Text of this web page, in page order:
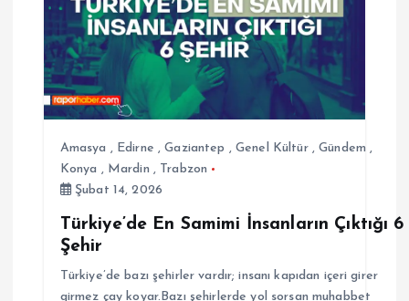
Amasya , Edirne ,Gaziantep ,Genel Kültür,Gündem ,
Konya , Mardin , Trabzon
Şubat 14, 2026
Türkiye’de En Samimi İnsanların Çıktığı 6
Şehir
Türkiye’de bazı şehirler vardır; insanı kapıdan içeri girer
girmez çay koyar.Bazı şehirlerde yol sorsan muhabbet